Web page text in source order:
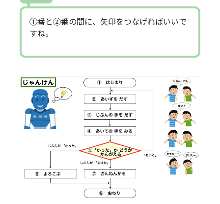
①番と②番の間に、矢印をつなげればいいで
すね。